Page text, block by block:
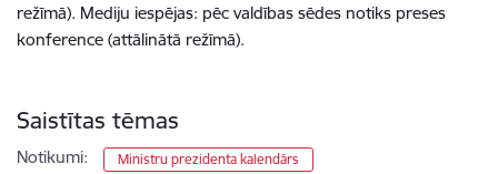
režīmā). Mediju iespējas: pēc valdības sēdes notiks preses
konference (attālinātā režīmā).
Saistītas tēmas
Notikumi: Ministru prezidenta kalendārs